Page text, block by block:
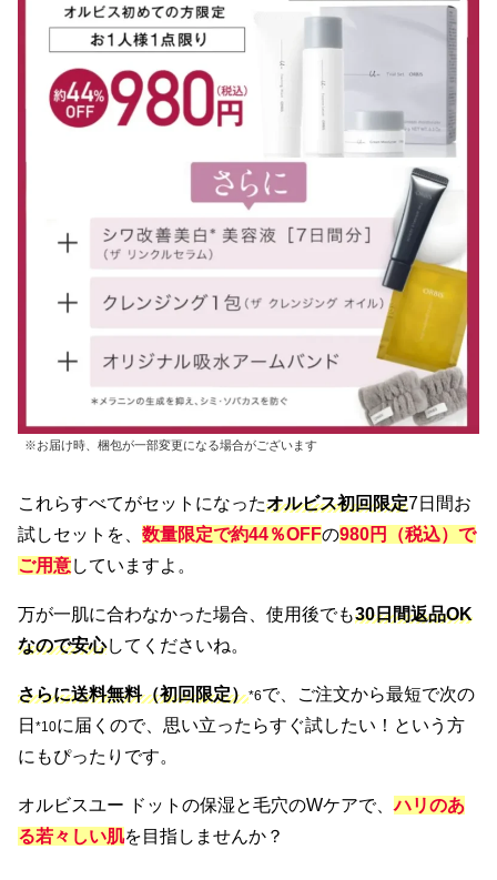
※お届け時、梱包が一部変更になる場合がございます
これらすべてがセットになったオルビス初回限定7日間お
試しセットを、 数量限定で約44％OFFの980円（税込）で
ご用意していますよ。
万が一肌に合わなかった場合、使用後でも30日間返品OK
なので安心してくださいね。
さらに送料無料（初回限定）*6で、ご注文から最短で次の
日 *10に届くので、思い立ったらすぐ試したい！という方
にもぴったりです。
オルビスユー ドットの保湿と毛穴のWケアで、ハリのあ
る若々しい肌を目指しませんか？